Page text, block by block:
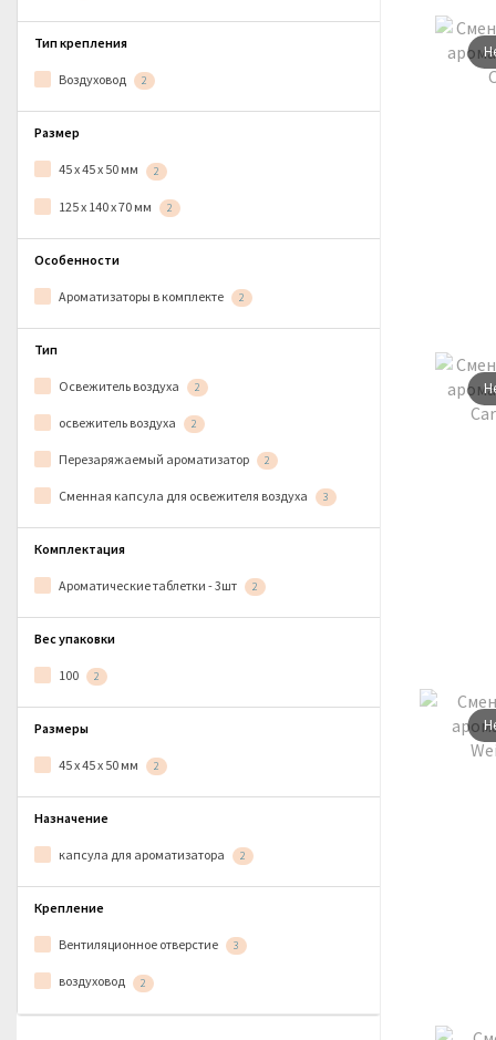
Тип крепления
Воздуховод 2
Размер
45 х 45 х 50 мм 2
125 х 140 х 70 мм 2
Особенности
Ароматизаторы в комплекте 2
Тип
Освежитель воздуха 2
освежитель воздуха 2
Перезаряжаемый ароматизатор 2
Сменная капсула для освежителя воздуха 3
Комплектация
Ароматические таблетки - 3шт 2
Вес упаковки
100 2
Размеры
45 х 45 х 50 мм 2
Назначение
капсула для ароматизатора 2
Крепление
Вентиляционное отверстие 3
воздуховод 2